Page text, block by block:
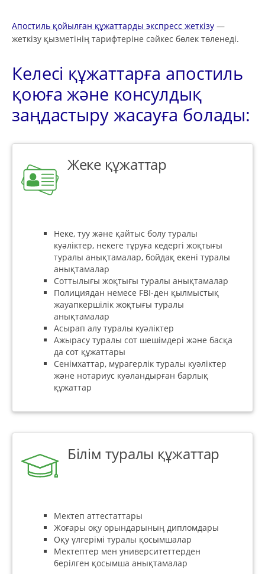
Апостиль қойылған құжаттарды экспресс жеткізу —
жеткізу қызметінің тарифтеріне сәйкес бөлек төленеді.
Келесі құжаттарға апостиль
қоюға және консулдық
заңдастыру жасауға болады:
Жеке құжаттар
Неке, туу және қайтыс болу туралы
куәліктер, некеге тұруға кедергі жоқтығы
туралы анықтамалар, бойдақ екені туралы
анықтамалар
Соттылығы жоқтығы туралы анықтамалар
Полициядан немесе FBI-ден қылмыстық
жауапкершілік жоқтығы туралы
анықтамалар
Асырап алу туралы куәліктер
Ажырасу туралы сот шешімдері және басқа
да сот құжаттары
Сенімхаттар, мұрагерлік туралы куәліктер
және нотариус куәландырған барлық
құжаттар
Білім туралы құжаттар
Мектеп аттестаттары
Жоғары оқу орындарының дипломдары
Оқу үлгерімі туралы қосымшалар
Мектептер мен университеттерден
берілген қосымша анықтамалар